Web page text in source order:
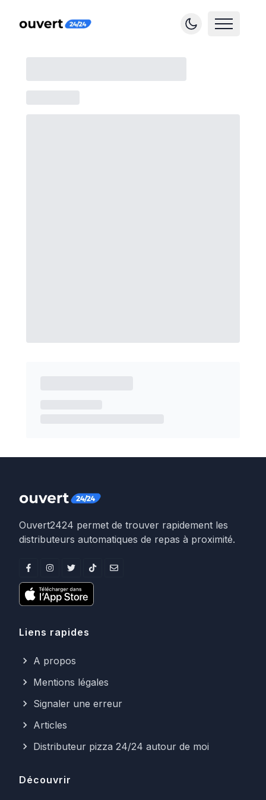
Ouvert2424 permet de trouver rapidement les
distributeurs automatiques de repas à proximité.
Liens rapides
A propos
Mentions légales
Signaler une erreur
Articles
Distributeur pizza 24/24 autour de moi
Découvrir